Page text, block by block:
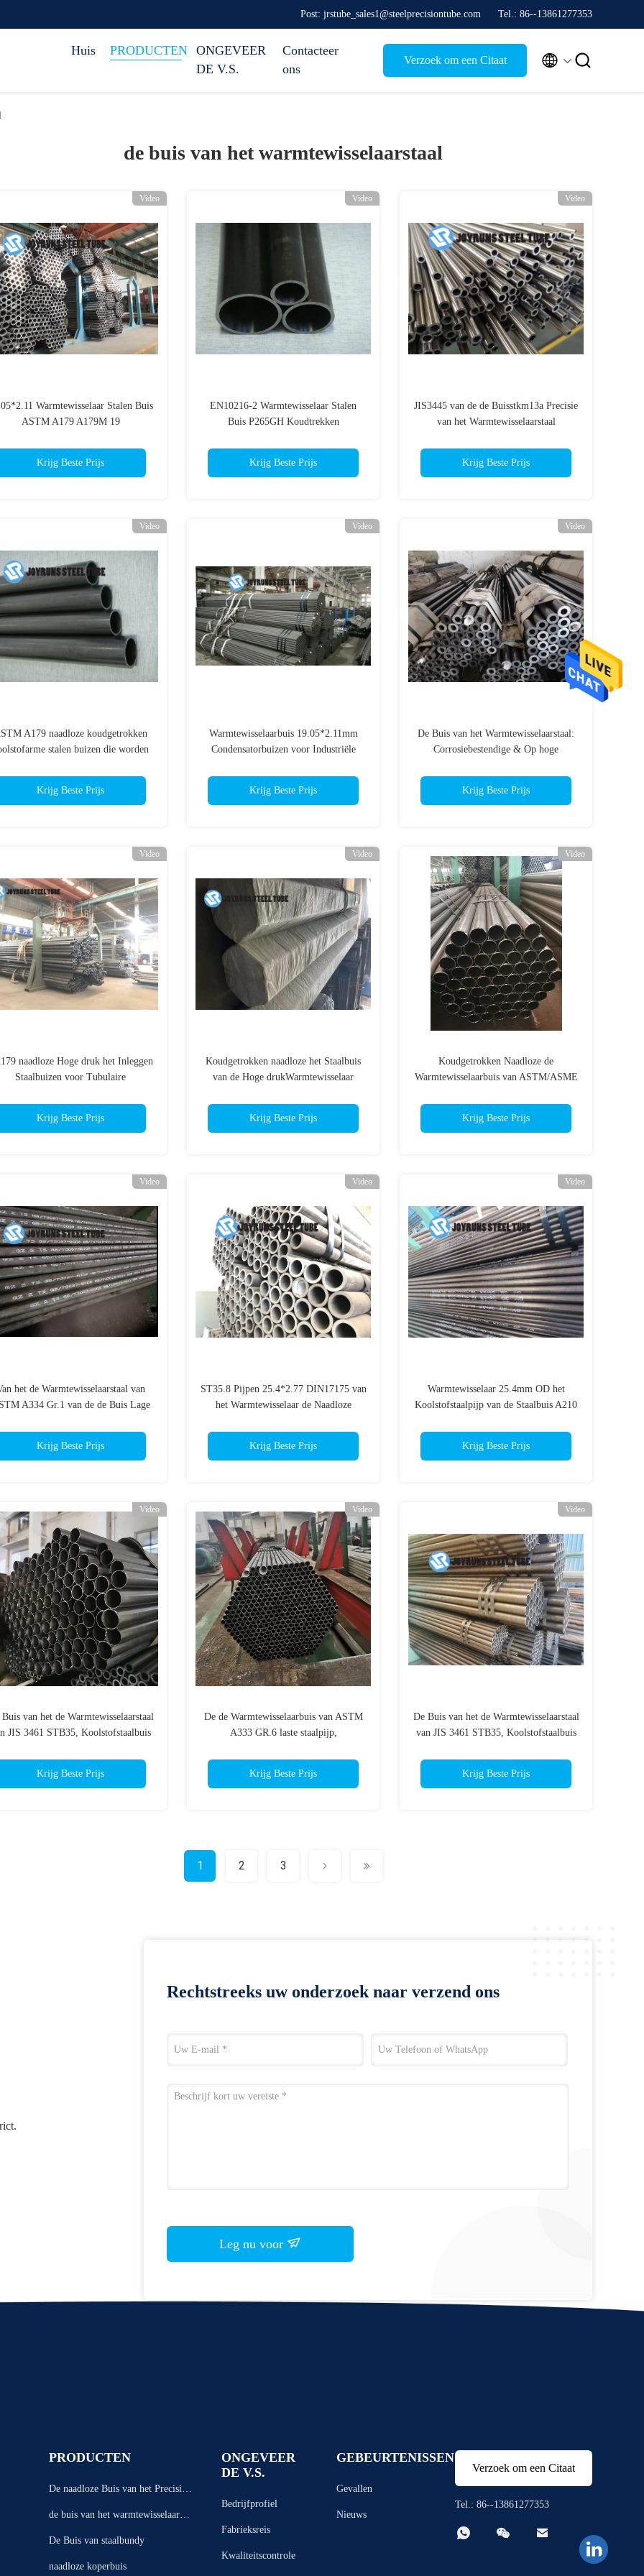
Post: jrstube_sales1@steelprecisiontube.com Tel.: 86--13861277353
Huis PRODUCTEN ONGEVEER
DE V.S.
Contacteer
ons
Verzoek om een Citaat  
de buis van het warmtewisselaarstaal
Video
Warmtewisselaar Stalen Buis
ASTM A179 A179M 19
Krijg Beste Prijs
Video
EN10216-2 Warmtewisselaar Stalen
Buis P265GH Koudtrekken
Krijg Beste Prijs
Video
JIS3445 van de de Buisstkm13a Precisie
van het Warmtewisselaarstaal
Krijg Beste Prijs
Video
A179 naadloze koudgetrokken
stalen buizen die worden
warmteoverdrachtapparatuur
Krijg Beste Prijs
Video
Warmtewisselaarbuis 19.05*2.11mm
Condensatorbuizen voor Industriële
Krijg Beste Prijs
Video
De Buis van het Warmtewisselaarstaal:
Corrosiebestendige & Op hoge
Krijg Beste Prijs
Video
naadloze Hoge druk het Inleggen
Staalbuizen voor Tubulaire
Krijg Beste Prijs
Video
Koudgetrokken naadloze het Staalbuis
van de Hoge drukWarmtewisselaar
Krijg Beste Prijs
Video
Koudgetrokken Naadloze de
Warmtewisselaarbuis van ASTM/ASME
Krijg Beste Prijs
Video
het de Warmtewisselaarstaal van
A334 Gr.1 van de de Buis Lage
Krijg Beste Prijs
Video
ST35.8 Pijpen 25.4*2.77 DIN17175 van
het Warmtewisselaar de Naadloze
Krijg Beste Prijs
Video
Warmtewisselaar 25.4mm OD het
Koolstofstaalpijp van de Staalbuis A210
Krijg Beste Prijs
Video
van het de Warmtewisselaarstaal
JIS 3461 STB35, Koolstofstaalbuis
Krijg Beste Prijs
Video
De de Warmtewisselaarbuis van ASTM
A333 GR.6 laste staalpijp,
Krijg Beste Prijs
Video
De Buis van het de Warmtewisselaarstaal
van JIS 3461 STB35, Koolstofstaalbuis
Krijg Beste Prijs
1 2 3
Rechtstreeks uw onderzoek naar verzend ons
Leg nu voor
PRODUCTEN
De naadloze Buis van het Precisiest
de buis van het warmtewisselaarsta
De Buis van staalbundy
naadloze koperbuis
ONGEVEER
DE V.S.
Bedrijfprofiel
Fabrieksreis
Kwaliteitscontrole
GEBEURTENISSEN
Gevallen
Nieuws
Verzoek om een Citaat
Tel.: 86--13861277353
  